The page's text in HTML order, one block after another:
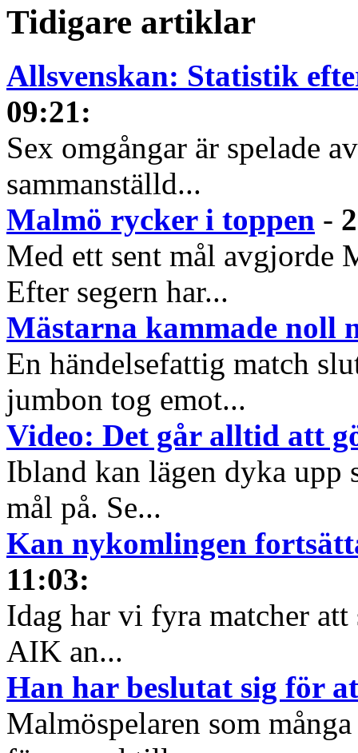
Tidigare artiklar
Allsvenskan: Statistik
09:21:
Sex omgångar är spelade
sammanställd...
Malmö rycker i toppen -
Med ett sent mål avgjorde
Efter segern har...
Mästarna kammade noll
En händelsefattig match
jumbon tog emot...
Video: Det går alltid att
Ibland kan lägen dyka upp
mål på. Se...
Kan nykomlingen
11:03:
Idag har vi fyra matcher
AIK an...
Han har beslutat sig för
Malmöspelaren som